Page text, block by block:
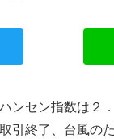
ンセン指数は２
引終了、台風の